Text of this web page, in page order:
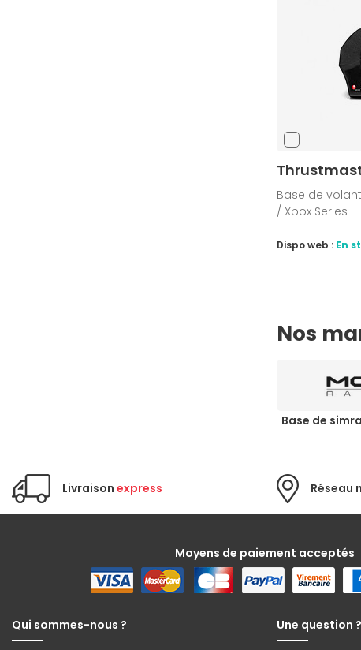
Base de
/ Xbox Series
Dispo web : En
Nos
Base de
Livraison express Réseau
Moyens de paiement acceptés
Qui sommes-nous ? Une question ?